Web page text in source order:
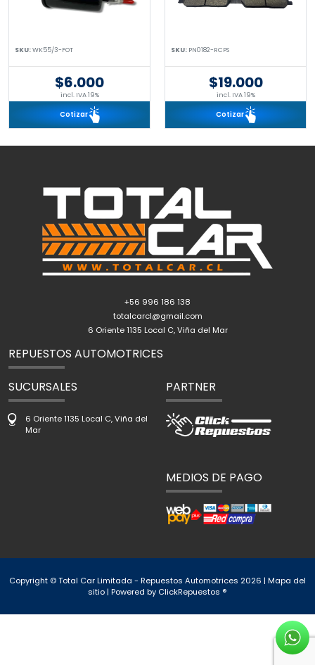
SKU:WK55/3-FOT
$6.000
incl. IVA 19%
Cotizar
SKU: PN0182-RCPS
$19.000
incl. IVA 19%
Cotizar
+56 996 186 138
totalcarcl@gmail.com
6 Oriente 1135 Local C, Viña del Mar
REPUESTOS AUTOMOTRICES
SUCURSALES
6 Oriente 1135 Local C, Viña del
Mar
PARTNER
MEDIOS DE PAGO
Copyright © Total Car Limitada - Repuestos Automotrices 2026 | Mapa del
sitio| Powered by ClickRepuestos ®